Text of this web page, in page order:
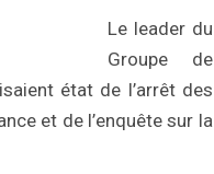
Le leader du
Groupe de
état de l’arrêt des
et de l’enquête sur la